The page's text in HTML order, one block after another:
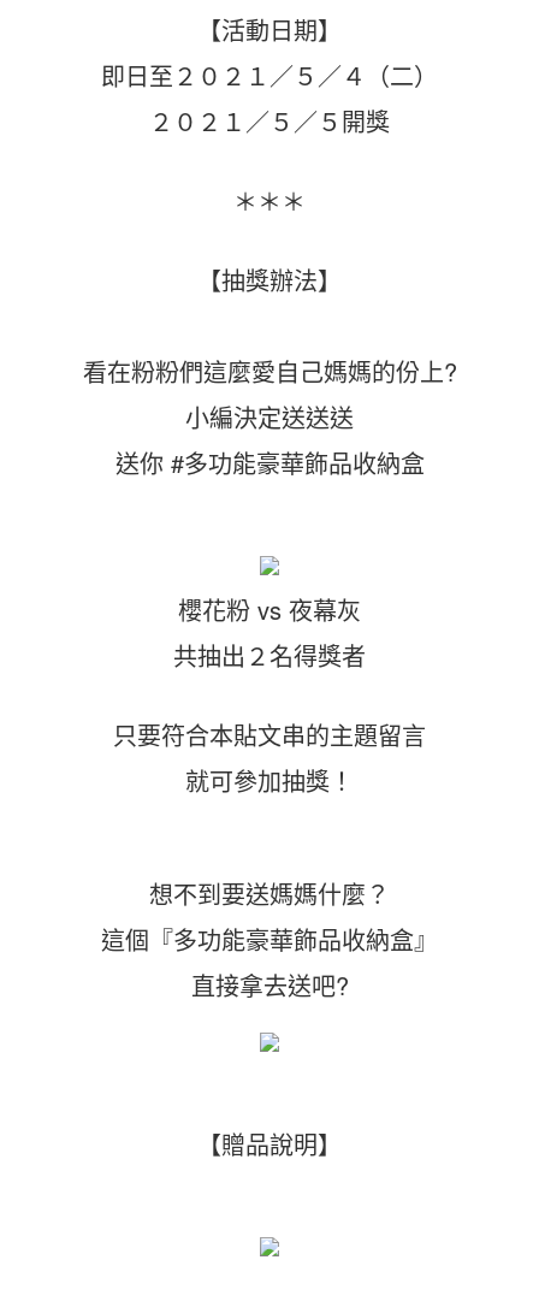
【活動日期】
即日至２０２１／５／４（二）
２０２１／５／５開獎
＊＊＊
【抽獎辦法】
看在粉粉們這麼愛自己媽媽的份上?
小編決定送送送
送你 #多功能豪華飾品收納盒
櫻花粉 vs 夜幕灰
共抽出２名得獎者
只要符合本貼文串的主題留言
就可參加抽獎！
想不到要送媽媽什麼？
這個『多功能豪華飾品收納盒』
直接拿去送吧?
【贈品說明】